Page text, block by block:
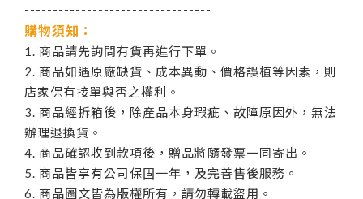
---------------------------------
購物須知：
1. 商品請先詢問有貨再進行下單。
2. 商品如遇原廠缺貨、成本異動、價格誤植等因素，則
店家保有接單與否之權利。
3. 商品經拆箱後，除產品本身瑕疵、故障原因外，無法
辦理退換貨。
4. 商品確認收到款項後，贈品將隨發票一同寄出。
5. 商品皆享有公司保固一年，及完善售後服務。
6. 商品圖文皆為版權所有，請勿轉載盜用。